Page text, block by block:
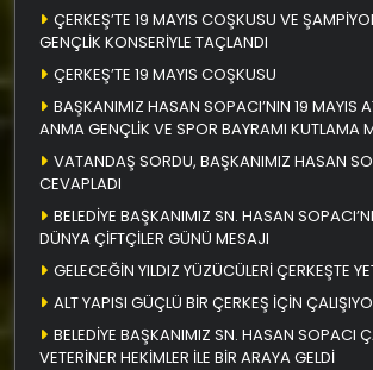
ÇERKEŞ’TE 19 MAYIS COŞKUSU VE
GENÇLİK KONSERİYLE TAÇLANDI
ÇERKEŞ’TE 19 MAYIS COŞKUSU
BAŞKANIMIZ HASAN SOPACI’NIN 19 MAYIS
ANMA GENÇLİK VE SPOR BAYRAMI KUTLAMA
VATANDAŞ SORDU, BAŞKANIMIZ HASAN
CEVAPLADI
BELEDİYE BAŞKANIMIZ SN. HASAN
DÜNYA ÇİFTÇİLER GÜNÜ MESAJI
GELECEĞİN YILDIZ YÜZÜCÜLERİ ÇERKEŞTE
ALT YAPISI GÜÇLÜ BİR ÇERKEŞ İÇİN
BELEDİYE BAŞKANIMIZ SN. HASAN SOPACI
VETERİNER HEKİMLER İLE BİR ARAYA GELDİ